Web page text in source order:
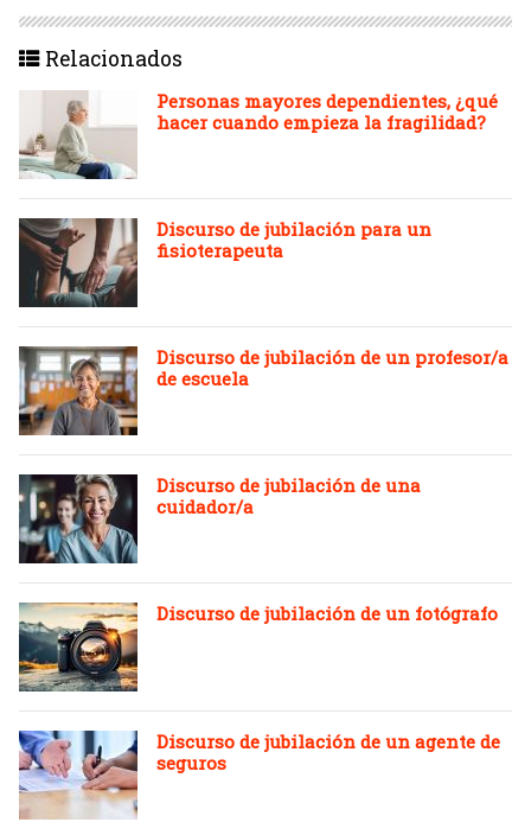
Relacionados
Personas mayores dependientes, ¿qué
hacer cuando empieza la fragilidad?
Discurso de jubilación para un
fisioterapeuta
Discurso de jubilación de un profesor/a
de escuela
Discurso de jubilación de una
cuidador/a
Discurso de jubilación de un fotógrafo
Discurso de jubilación de un agente de
seguros